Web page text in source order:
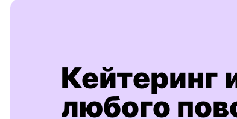
Кейтеринг
любого